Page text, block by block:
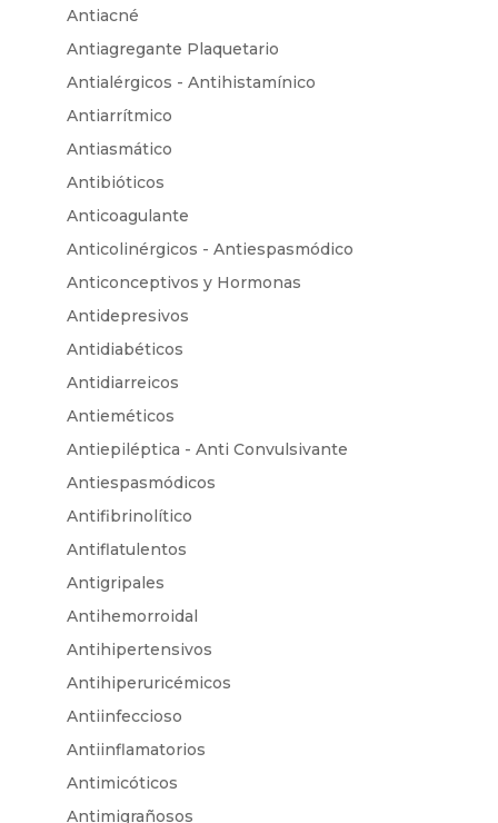
Antiacné
Antiagregante Plaquetario
Antialérgicos - Antihistamínico
Antiarrítmico
Antiasmático
Antibióticos
Anticoagulante
Anticolinérgicos - Antiespasmódico
Anticonceptivos y Hormonas
Antidepresivos
Antidiabéticos
Antidiarreicos
Antieméticos
Antiepiléptica - Anti Convulsivante
Antiespasmódicos
Antifibrinolítico
Antiflatulentos
Antigripales
Antihemorroidal
Antihipertensivos
Antihiperuricémicos
Antiinfeccioso
Antiinflamatorios
Antimicóticos
Antimigrañosos